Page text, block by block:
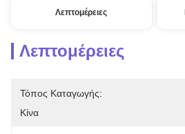
Λεπτομέρειες
Λεπτομέρειες
Τόπος Καταγωγής:
Κίνα